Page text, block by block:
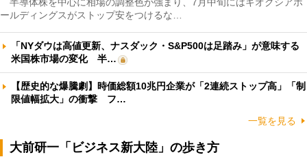
ールディングスがストップ安をつけるな…
「NYダウは高値更新、ナスダック・S&P500は足踏み」が意味する
米国株市場の変化 半…
【歴史的な爆騰劇】時価総額10兆円企業が「2連続ストップ高」「制
限値幅拡大」の衝撃 フ…
一覧を見る
大前研一「ビジネス新大陸」の歩き方